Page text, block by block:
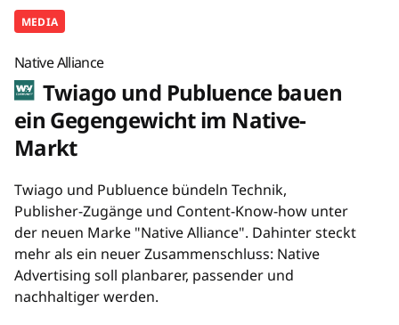
MEDIA
Native Alliance
Twiago und Publuence bauen
ein Gegengewicht im Native-
Markt
Twiago und Publuence bündeln Technik,
Publisher-Zugänge und Content-Know-how unter
der neuen Marke "Native Alliance". Dahinter steckt
mehr als ein neuer Zusammenschluss: Native
Advertising soll planbarer, passender und
nachhaltiger werden.